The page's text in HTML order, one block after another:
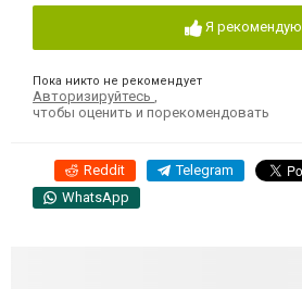
Я рекомендую
Пока никто не рекомендует
Авторизируйтесь
чтобы оценить и порекомендовать
Reddit Telegram
WhatsApp